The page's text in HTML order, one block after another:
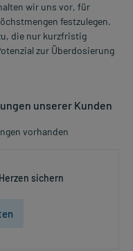
wir uns vor, für
festzulegen.
die nur kurzfristig
zur Überdosierung
unserer Kunden
vorhanden
sichern